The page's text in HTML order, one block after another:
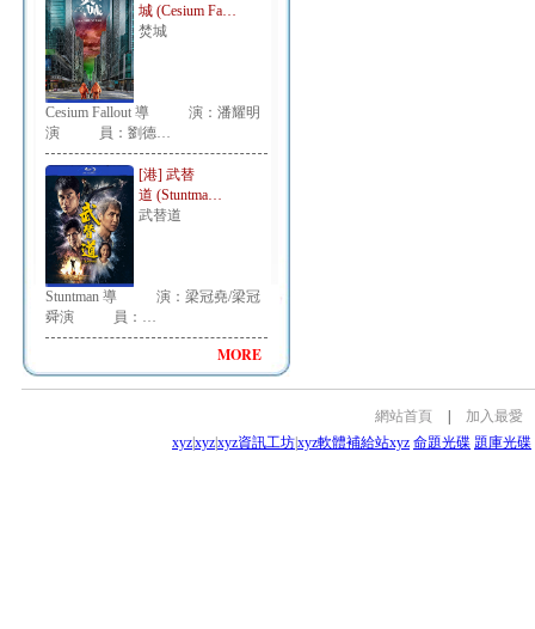
城 (Cesium Fa…
焚城
Cesium Fallout 導 演：潘耀明
演 員：劉德…
[港] 武替
道 (Stuntma…
武替道
Stuntman 導 演：梁冠堯/梁冠
舜演 員：…
MORE
網站首頁
加入最愛
xyzxyzxyz資訊工坊xyz軟體補給站xyz 命題光碟 題庫光碟